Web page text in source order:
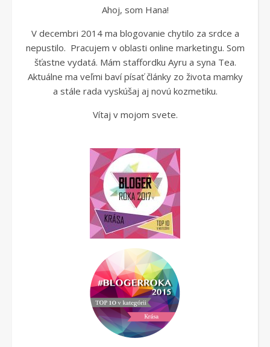
Ahoj, som Hana!
V decembri 2014 ma blogovanie chytilo za srdce a
nepustilo. Pracujem v oblasti online marketingu. Som
šťastne vydatá. Mám staffordku Ayru a syna Tea.
Aktuálne ma veľmi baví písať články zo života mamky
a stále rada vyskúšaj aj novú kozmetiku.
Vítaj v mojom svete.